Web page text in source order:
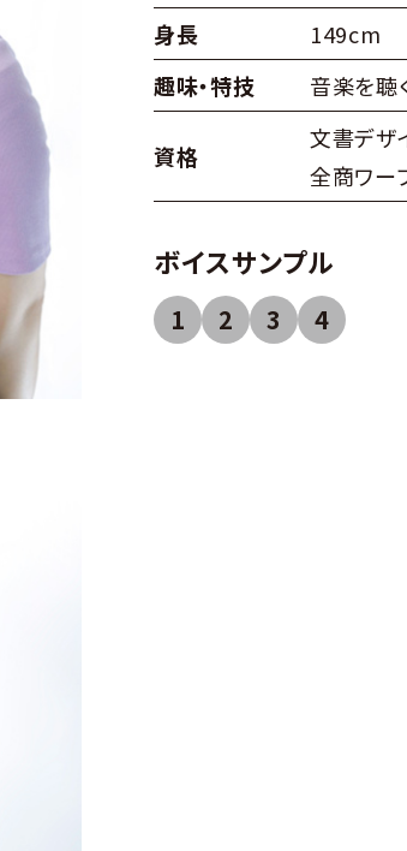
身長
149cm
趣味・特技
音楽を聴
資格
文書デザ
全商ワー
ボイスサンプル
1 2 3 4